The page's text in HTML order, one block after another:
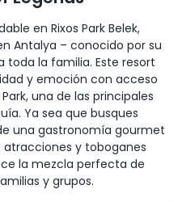
en Rixos Park Belek,
Antalya – conocido por su
toda la familia. Este resort
y emoción con acceso
una de las principales
Ya sea que busques
una gastronomía gourmet
y toboganes
la mezcla perfecta de
y grupos.